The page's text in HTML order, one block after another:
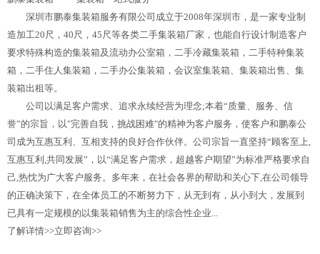
深圳市鹏泰集装箱服务有限公司成立于2008年深圳市，是一家专业制
造加工20尺，40尺，45尺等各类二手集装箱厂家，也能自行设计制造客户
要求特殊构造的集装箱及流动办公室箱，二手冷藏集装箱，二手特种集装
箱，二手住人集装箱，二手办公集装箱，会议室集装箱、集装箱出售、集
装箱出租等。
公司以满足客户需求、追求永续经营为理念;本着“质量、服务、信
誉”的宗旨，以"完善自我，挑战困难"的精神为客户服务，使客户和鹏泰公
司成为互惠互利、互相支持的良好合作伙伴。公司宗旨一直坚持“顾客至上,
互惠互利,共同发展”，以“满足客户需求，超越客户期望”为标准严格要求自
己,热忱为广大客户服务。多年来，在社会各界的帮助和关心下,在公司领导
的正确决策下，在全体员工的不断努力下，从无到有，从小到大，发展到
已具有一定规模的以集装箱销售为主的综合性企业...
了解详情>>立即咨询>>